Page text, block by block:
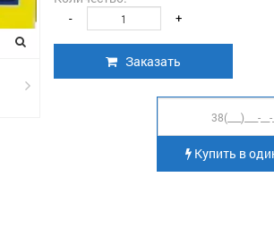
- +
Заказать
Купить в